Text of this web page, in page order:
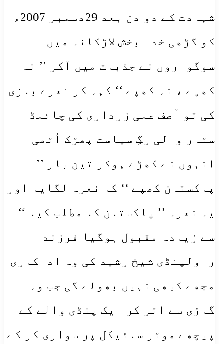
شہادت کے دو دن بعد 29دسمبر 2007ء
کو گڑھی خدا بخش لاڑکانہ میں
سوگواروں نے جذبات میں آکر ’’ نہ
کھپے ، نہ کھپے ‘‘ کہہ کر نعرے بازی
کی تو آصف علی زرداری کی چائلڈ
سٹار والی رگِ سیاست پھڑک اُٹھی
انہوں نے کھڑے ہوکر تین بار ’’
پاکستان کھپے ‘‘ کا نعرہ لگایا اور
یہ نعرہ ’’ پاکستان کا مطلب کیا ‘‘
سے زیادہ مقبول ہوگیا فرزند
راولپنڈی شیخ رشید کی وہ اداکاری
مجھے کبھی نہیں بھولے گی جب وہ
گاڑی سے اتر کر ایک پنڈی والے کے
پیچھے موٹر سائیکل پر سواری کر کے